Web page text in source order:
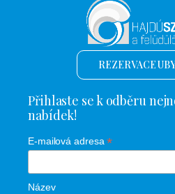
REZERVACE
Přihlaste se k odběru
nabídek!
E-mailová adresa*
Název